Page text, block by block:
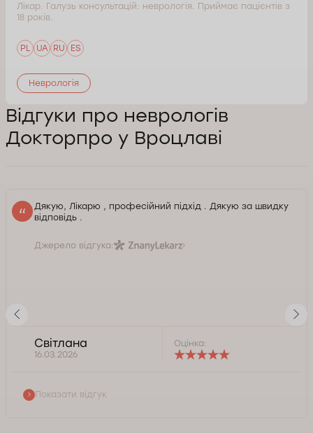
Лікар. Галузь консультацій: неврологія. Приймає пацієнтів з
18 років.
PL UA RU ES
Неврологія
Відгуки про неврологів
Докторпро у Вроцлаві
Дякую, Лікарю , професійний підхід . Дякую за швидку
відповідь .
Джерело відгука:
Світлана
16.03.2026
Оцінка:
Показати відгук